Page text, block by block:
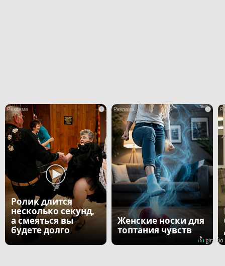
i
Ролик длится
несколько секунд,
а смеяться вы
будете долго
i
Женские носки для
топтания чувств